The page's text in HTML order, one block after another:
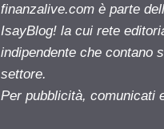
finanzalive.com è parte
IsayBlog! la cui rete
indipendente che contano
settore.
Per pubblicità, comunicati